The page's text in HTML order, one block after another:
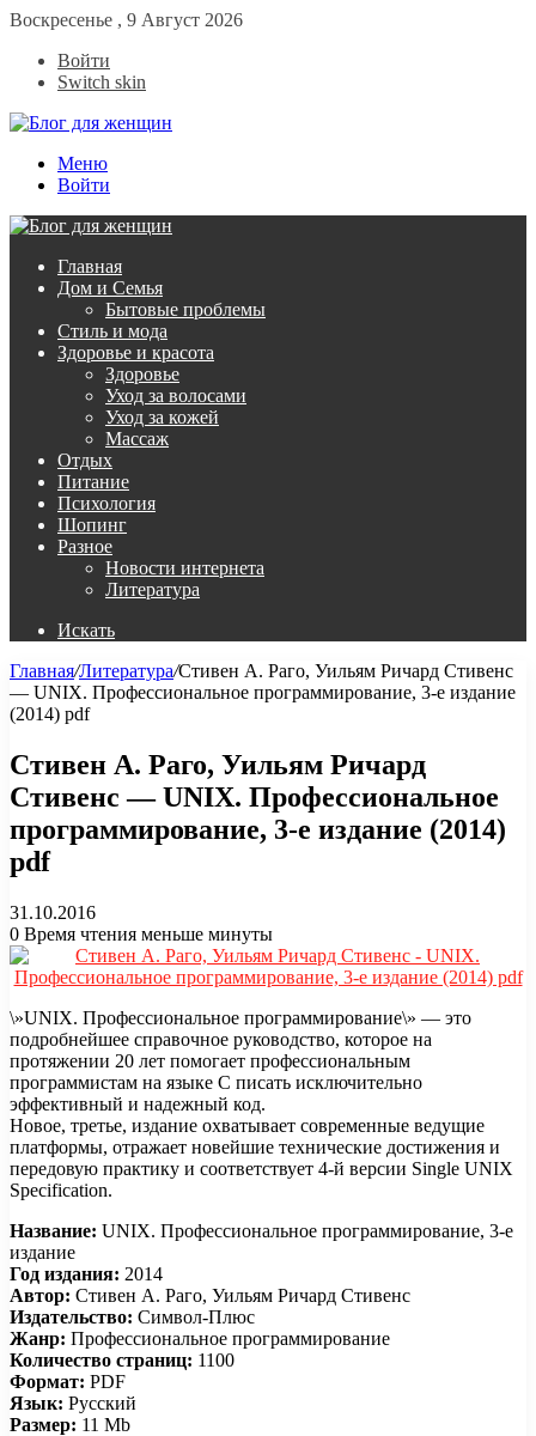
Воскресенье , 9 Август 2026
Войти
Switch skin
Меню
Войти
Главная
Дом и Семья
Бытовые проблемы
Стиль и мода
Здоровье и красота
Здоровье
Уход за волосами
Уход за кожей
Массаж
Отдых
Питание
Психология
Шопинг
Разное
Новости интернета
Литература
Искать
Главная/Литература/Стивен А. Раго, Уильям Ричард Стивенс
— UNIX. Профессиональное программирование, 3-е издание
(2014) pdf
Стивен А. Раго, Уильям Ричард
Стивенс — UNIX. Профессиональное
программирование, 3-е издание (2014)
pdf
31.10.2016
0 Время чтения меньше минуты
\»UNIX. Профессиональное программирование\» — это
подробнейшее справочное руководство, которое на
протяжении 20 лет помогает профессиональным
программистам на языке С писать исключительно
эффективный и надежный код.
Новое, третье, издание охватывает современные ведущие
платформы, отражает новейшие технические достижения и
передовую практику и соответствует 4-й версии Single UNIX
Specification.
Название: UNIX. Профессиональное программирование, 3-е
издание
Год издания: 2014
Автор: Стивен А. Раго, Уильям Ричард Стивенс
Издательство: Символ-Плюс
Жанр: Профессиональное программирование
Количество страниц: 1100
Формат: PDF
Язык: Русский
Размер: 11 Mb